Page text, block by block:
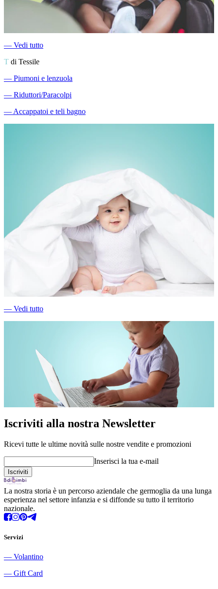
― Vedi tutto
T di Tessile
― Piumoni e lenzuola
― Riduttori/Paracolpi
―Accappatoi e teli bagno
― Vedi tutto
Iscriviti alla nostra Newsletter
Ricevi tutte le ultime novità sulle nostre vendite e promozioni
Inserisci la tua e-mail
La nostra storia è un percorso aziendale che germoglia da una lunga
esperienza nel settore infanzia e si diffonde su tutto il territorio
nazionale.
Servizi
― Volantino
― Gift Card